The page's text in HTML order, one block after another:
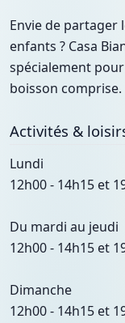
Envie de partager
enfants ? Casa
spécialement
boisson comprise.
Activités &
Lundi
12h00 - 14h15 et
Du mardi au jeudi
12h00 - 14h15 et
Dimanche
12h00 - 14h15 et